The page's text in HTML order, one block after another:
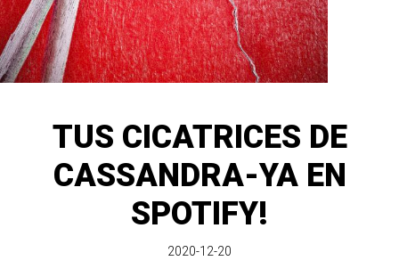
TUS CICATRICES DE
CASSANDRA-YA EN
SPOTIFY!
2020-12-20